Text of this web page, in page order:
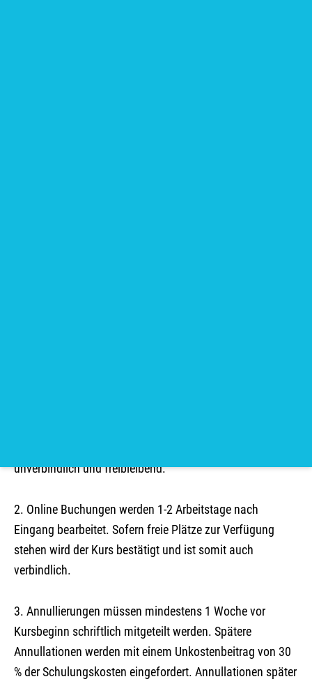
unverbindlich und freibleibend.
2. Online Buchungen werden 1-2 Arbeitstage nach
Eingang bearbeitet. Sofern freie Plätze zur Verfügung
stehen wird der Kurs bestätigt und ist somit auch
verbindlich.
3. Annullierungen müssen mindestens 1 Woche vor
Kursbeginn schriftlich mitgeteilt werden. Spätere
Annullationen werden mit einem Unkostenbeitrag von 30
% der Schulungskosten eingefordert. Annullationen später